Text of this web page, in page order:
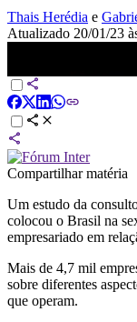
Thais Herédia e
Atualizado 20/01/23
Compartilhar matéria
Um estudo da
colocou o Brasil na
empresariado em
Mais de 4,7 mil
sobre diferentes
que operam.